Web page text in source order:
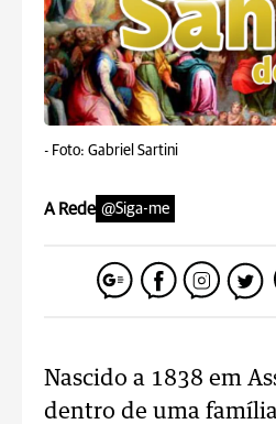
- Foto: Gabriel Sartini
A Rede @Siga-me
Nascido a 1838 em
dentro de uma